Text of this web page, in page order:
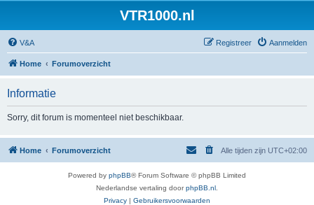
VTR1000.nl
V&A Aanmelden
Registreer
Home Forumoverzicht
Informatie
Sorry, dit forum is momenteel niet beschikbaar.
Home Forumoverzicht Alle tijden zijn UTC+02:00
Powered by phpBB® Forum Software © phpBB Limited
Nederlandse vertaling doorphpBB.nl
Privacy | Gebruikersvoorwaarden